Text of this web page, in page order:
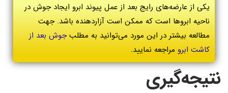
یکی از عارضه‌های رایج بعد از عمل پیوند ابرو ایجاد جوش در
ناحیه ابروها است که ممکن است آزاردهنده باشد. جهت
مطالعه بیشتر در این مورد می‌توانید به مطلبجوش بعد از
کاشت ابرو مراجعه نمایید.
نتیجه‌گیری